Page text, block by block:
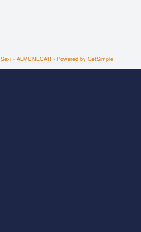
- ALMUÑECAR · Powered by GetSimple